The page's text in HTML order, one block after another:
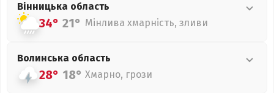
Вінницька область
34° 21° Мінлива хмарність, зливи
Волинська область
28° 18° Хмарно, грози